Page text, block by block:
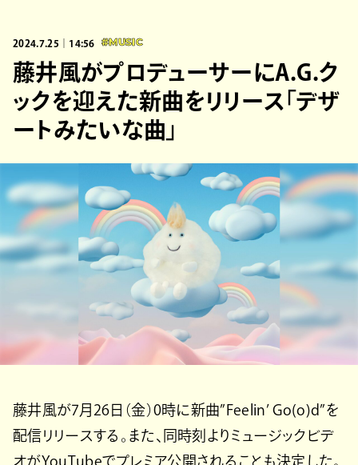
2024.7.25｜14:56 #MUSIC
藤井風がプロデューサーにA.G.ク
ックを迎えた新曲をリリース「デザ
ートみたいな曲」
藤井風が7月26日（金）0時に新曲”Feelin’ Go(o)d”を
配信リリースする。また、同時刻よりミュージックビデ
オがYouTubeでプレミア公開されることも決定した。